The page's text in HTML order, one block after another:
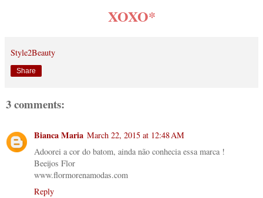
XOXO*
Style2Beauty
Share
3 comments:
Bianca Maria March 22, 2015 at 12:48 AM
Adoorei a cor do batom, ainda não conhecia essa marca !
Beeijos Flor
www.flormorenamodas.com
Reply